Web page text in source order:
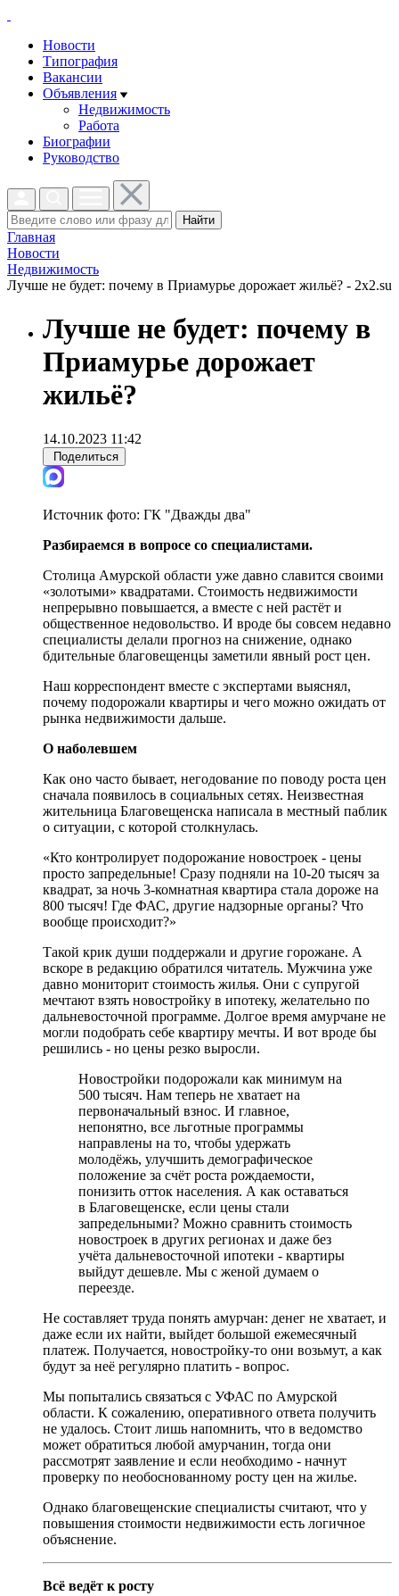
Новости
Типография
Вакансии
Объявления
Недвижимость
Работа
Биографии
Руководство
Найти
Главная
Новости
Недвижимость
Лучше не будет: почему в Приамурье дорожает жильё? - 2x2.su
Лучше не будет: почему в
Приамурье дорожает
жильё?
14.10.2023 11:42
Поделиться
Источник фото: ГК "Дважды два"
Разбираемся в вопросе со специалистами.
Столица Амурской области уже давно славится своими
«золотыми» квадратами. Стоимость недвижимости
непрерывно повышается, а вместе с ней растёт и
общественное недовольство. И вроде бы совсем недавно
специалисты делали прогноз на снижение, однако
бдительные благовещенцы заметили явный рост цен.
Наш корреспондент вместе с экспертами выяснял,
почему подорожали квартиры и чего можно ожидать от
рынка недвижимости дальше.
О наболевшем
Как оно часто бывает, негодование по поводу роста цен
сначала появилось в социальных сетях. Неизвестная
жительница Благовещенска написала в местный паблик
о ситуации, с которой столкнулась.
«Кто контролирует подорожание новостроек - цены
просто запредельные! Сразу подняли на 10-20 тысяч за
квадрат, за ночь 3-комнатная квартира стала дороже на
800 тысяч! Где ФАС, другие надзорные органы? Что
вообще происходит?»
Такой крик души поддержали и другие горожане. А
вскоре в редакцию обратился читатель. Мужчина уже
давно мониторит стоимость жилья. Они с супругой
мечтают взять новостройку в ипотеку, желательно по
дальневосточной программе. Долгое время амурчане не
могли подобрать себе квартиру мечты. И вот вроде бы
решились - но цены резко выросли.
Новостройки подорожали как минимум на
500 тысяч. Нам теперь не хватает на
первоначальный взнос. И главное,
непонятно, все льготные программы
направлены на то, чтобы удержать
молодёжь, улучшить демографическое
положение за счёт роста рождаемости,
понизить отток населения. А как оставаться
в Благовещенске, если цены стали
запредельными? Можно сравнить стоимость
новостроек в других регионах и даже без
учёта дальневосточной ипотеки - квартиры
выйдут дешевле. Мы с женой думаем о
переезде.
Не составляет труда понять амурчан: денег не хватает, и
даже если их найти, выйдет большой ежемесячный
платеж. Получается, новостройку-то они возьмут, а как
будут за неё регулярно платить - вопрос.
Мы попытались связаться с УФАС по Амурской
области. К сожалению, оперативного ответа получить
не удалось. Стоит лишь напомнить, что в ведомство
может обратиться любой амурчанин, тогда они
рассмотрят заявление и если необходимо - начнут
проверку по необоснованному росту цен на жилье.
Однако благовещенские специалисты считают, что у
повышения стоимости недвижимости есть логичное
объяснение.
Всё ведёт к росту